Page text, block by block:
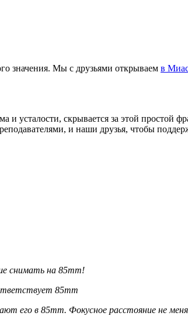
значения. Мы с друзьями открываем в
и усталости, скрывается за этой простой
и наши друзья, чтобы
снимать на 85mm!
85mm
его в 85mm. Фокусное расстояние не